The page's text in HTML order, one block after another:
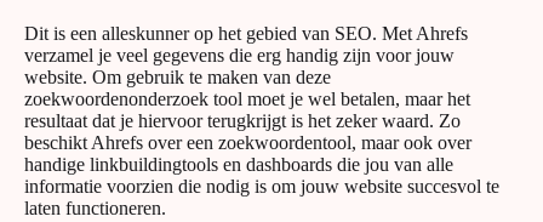
Dit is een alleskunner op het gebied van SEO. Met Ahrefs
verzamel je veel gegevens die erg handig zijn voor jouw
website. Om gebruik te maken van deze
zoekwoordenonderzoek tool moet je wel betalen, maar het
resultaat dat je hiervoor terugkrijgt is het zeker waard. Zo
beschikt Ahrefs over een zoekwoordentool, maar ook over
handige linkbuildingtools en dashboards die jou van alle
informatie voorzien die nodig is om jouw website succesvol te
laten functioneren.